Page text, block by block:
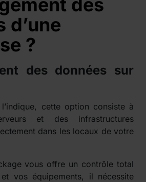
des
d’une
?
des données sur
cette option consiste à
et des infrastructures
dans les locaux de votre
vous offre un contrôle total
vos équipements, il nécessite